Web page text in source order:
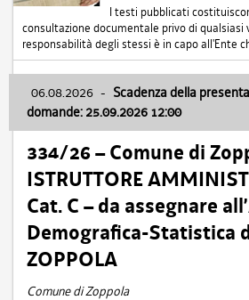
I testi pubblicati
consultazione documentale privo di qualsiasi
responsabilità degli stessi è in capo all'Ente
06.08.2026 - Scadenza della
domande: 25.09.2026 12:00
334/26 – Comune di
ISTRUTTORE
Cat. C – da assegnare
Demografica-Statistica
ZOPPOLA
Comune di Zoppola